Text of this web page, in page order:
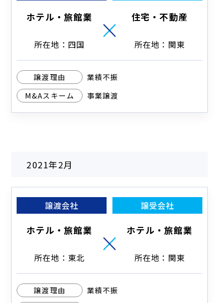
ホテル・旅館業
所在地：四国
住宅・不動産
所在地：関東
譲渡理由
業績不振
M&Aスキーム
事業譲渡
2021年2月
譲渡会社
ホテル・旅館業
所在地：東北
譲受会社
ホテル・旅館業
所在地：関東
譲渡理由
業績不振